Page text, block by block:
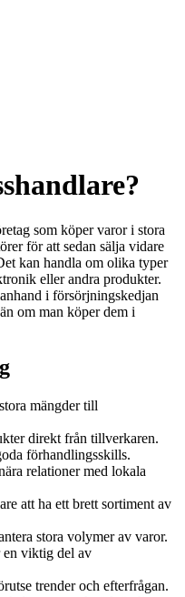
som köper varor i stora
för att sedan sälja vidare
kan handla om olika typer
eller andra produkter.
i försörjningskedjan
om man köper dem i
mängder till
direkt från tillverkaren.
förhandlingsskills.
relationer med lokala
att ha ett brett sortiment av
stora volymer av varor.
en viktig del av
trender och efterfrågan.